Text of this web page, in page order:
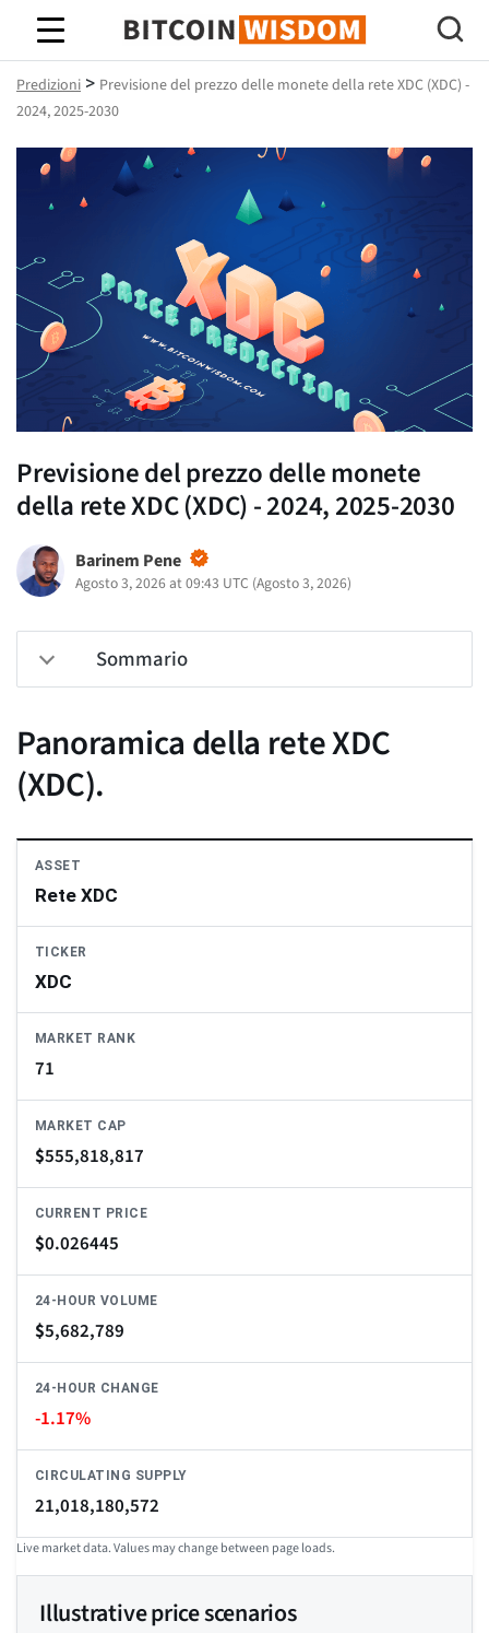
Saggezza Bitcoin
Predizioni > Previsione del prezzo delle monete della rete XDC (XDC) -
2024, 2025-2030
Previsione del prezzo delle monete
della rete XDC (XDC) - 2024, 2025-2030
Barinem Pene
Agosto 3, 2026 at 09:43 UTC (Agosto 3, 2026)
Sommario
Panoramica della rete XDC
(XDC).
ASSET
Rete XDC
TICKER
XDC
MARKET RANK
71
MARKET CAP
$555,818,817
CURRENT PRICE
$0.026445
24-HOUR VOLUME
$5,682,789
24-HOUR CHANGE
-1.17%
CIRCULATING SUPPLY
21,018,180,572
Live market data. Values may change between page loads.
Illustrative price scenarios